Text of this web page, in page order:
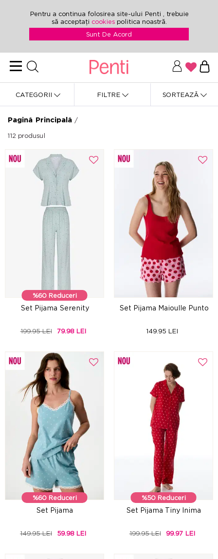
Pentru a continua folosirea site-ului Penti , trebuie
să acceptați cookies politica noastră.
Sunt De Acord
CATEGORII FILTRE SORTEAZĂ
Pagină Principală /
112 produsul
%60 Reduceri
Set Pijama Serenity
199.95 LEI 79.98 LEI
Set Pijama Maioulle Punto
149.95 LEI
%60 Reduceri
Set Pijama
149.95 LEI 59.98 LEI
%50 Reduceri
Set Pijama Tiny Inima
199.95 LEI 99.97 LEI